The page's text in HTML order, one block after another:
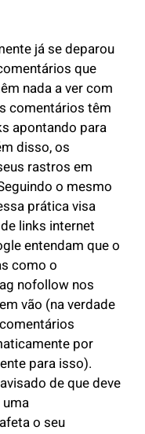
já se deparou
que
nada a ver com
comentários têm
apontando para
disso, os
rastros em
o mesmo
prática visa
links internet
entendam que o
como o
nofollow nos
vão (na verdade
por
para isso).
de que deve
o seu